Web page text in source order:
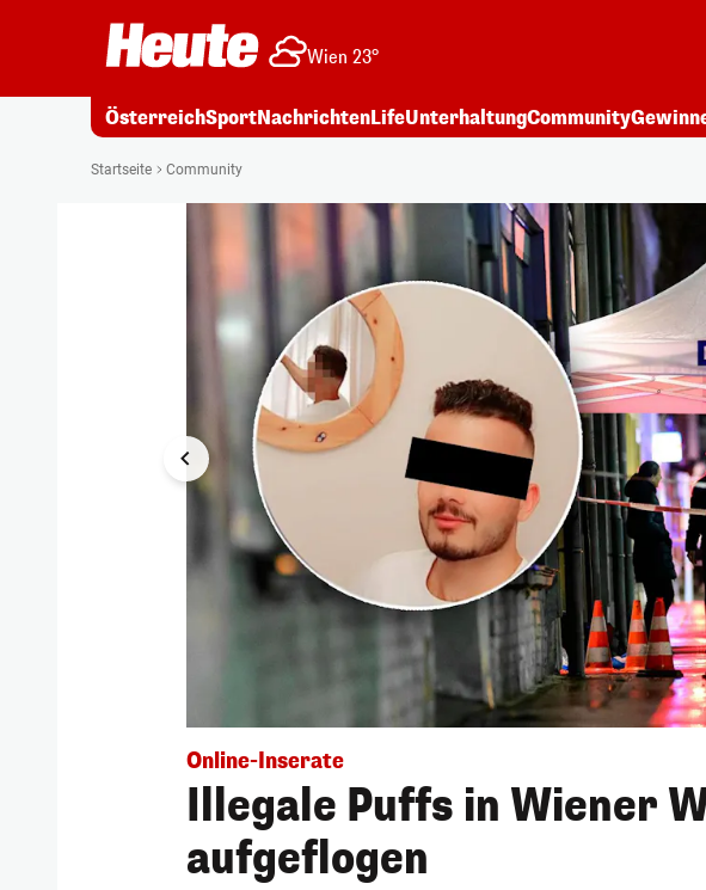
Wien 23°
ÖsterreichSportNachrichtenLifeUnterhaltungCommunity
Startseite Community
Online-Inserate
Illegale Puffs in Wiener
aufgeflogen